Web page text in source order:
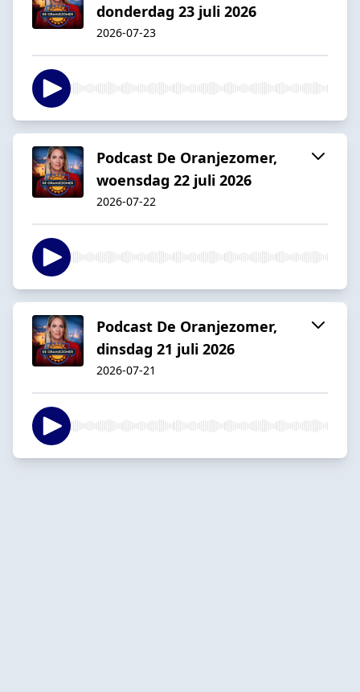
donderdag 23 juli 2026
2026-07-23
Podcast De Oranjezomer,
woensdag 22 juli 2026
2026-07-22
Podcast De Oranjezomer,
dinsdag 21 juli 2026
2026-07-21